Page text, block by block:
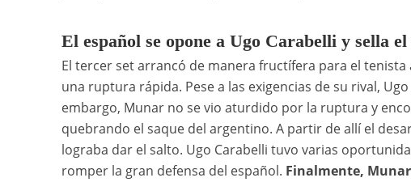
El español se opone a Ugo Carabelli y sella
El tercer set arrancó de manera fructífera para el
una ruptura rápida. Pese a las exigencias de su rival,
embargo, Munar no se vio aturdido por la ruptura y
quebrando el saque del argentino. A partir de allí el
lograba dar el salto. Ugo Carabelli tuvo varias
romper la gran defensa del español. Finalmente,